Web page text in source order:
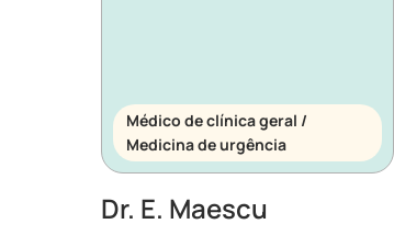
Médico de clínica geral /
Medicina de urgência
Dr. E. Maescu